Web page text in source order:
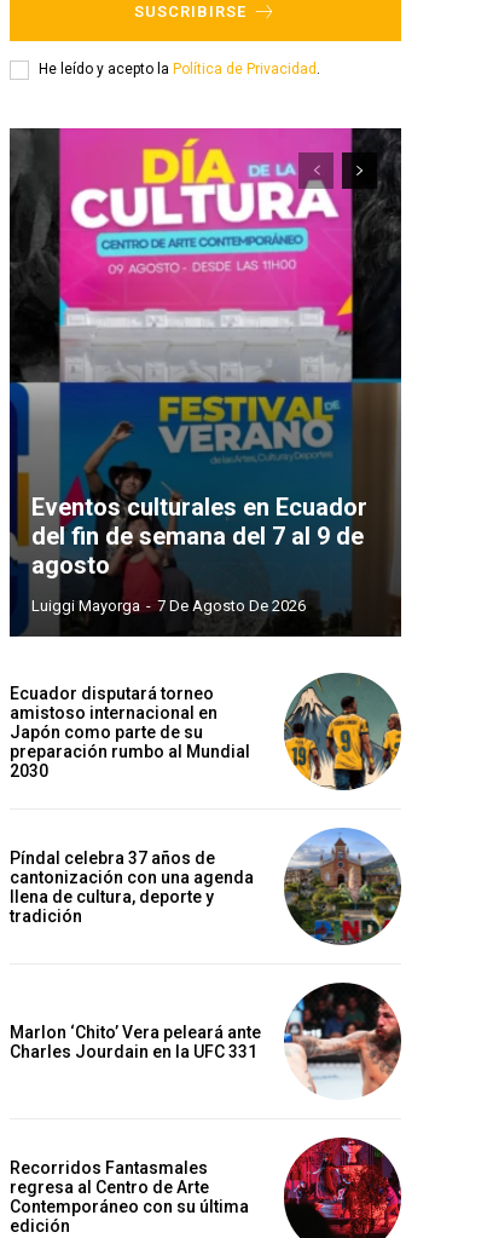
SUSCRIBIRSE
He leído y acepto la Política de Privacidad .
Eventos culturales en Ecuador
del fin de semana del 7 al 9 de
agosto
Luiggi Mayorga - 7 De Agosto De 2026
Ecuador disputará torneo
amistoso internacional en
Japón como parte de su
preparación rumbo al Mundial
2030
Píndal celebra 37 años de
cantonización con una agenda
llena de cultura, deporte y
tradición
Marlon ‘Chito’ Vera peleará ante
Charles Jourdain en la UFC 331
Recorridos Fantasmales
regresa al Centro de Arte
Contemporáneo con su última
edición